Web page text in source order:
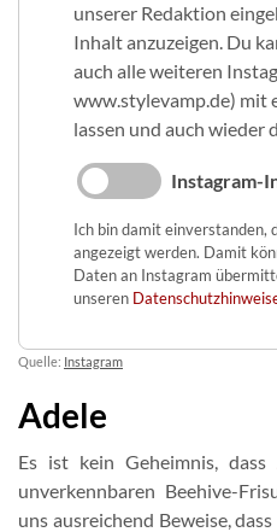
unserer Redaktion
Inhalt anzuzeigen. Du
auch alle weiteren
www.stylevamp.de) mit
lassen und auch wieder
Instagram-
Ich bin damit einverstanden,
angezeigt werden. Damit
Daten an Instagram
unseren
Quelle: Instagram
Adele
Es ist kein Geheimnis, dass
unverkennbaren Beehive-
uns ausreichend Beweise,